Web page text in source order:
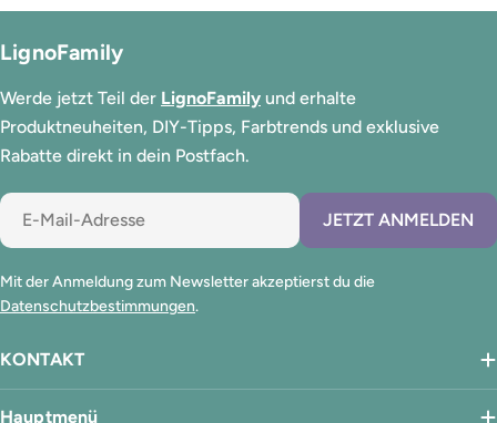
KONTAKT
Hauptmenü
LignoFamily
Werde jetzt Teil der LignoFamily und erhalte
Produktneuheiten, DIY-Tipps, Farbtrends und exklusive
Rabatte direkt in dein Postfach.
E-
Mail
JETZT ANMELDEN
Mit der Anmeldung zum Newsletter akzeptierst du die
Datenschutzbestimmungen.